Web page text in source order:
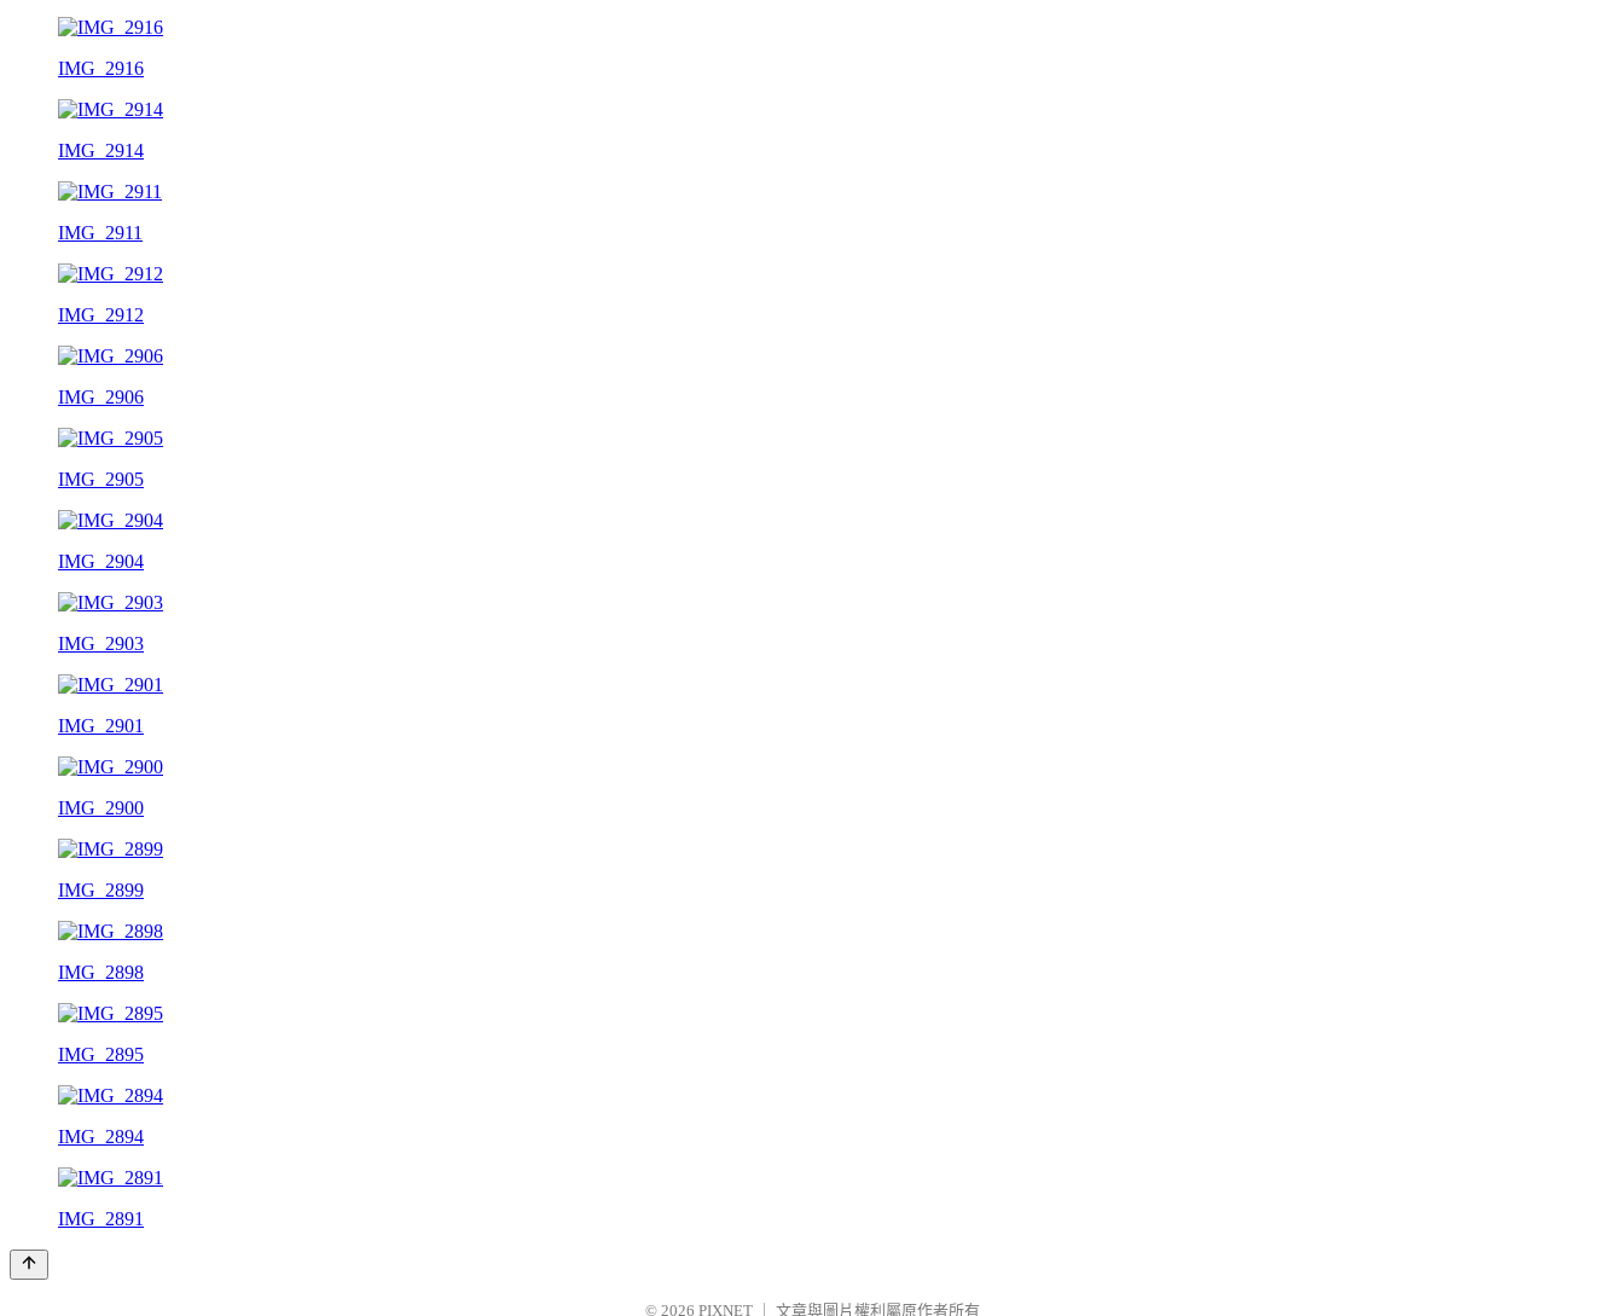
IMG_2916
IMG_2914
IMG_2911
IMG_2912
IMG_2906
IMG_2905
IMG_2904
IMG_2903
IMG_2901
IMG_2900
IMG_2899
IMG_2898
IMG_2895
IMG_2894
IMG_2891
© 2026 PIXNET 文章與圖片權利屬原作者所有